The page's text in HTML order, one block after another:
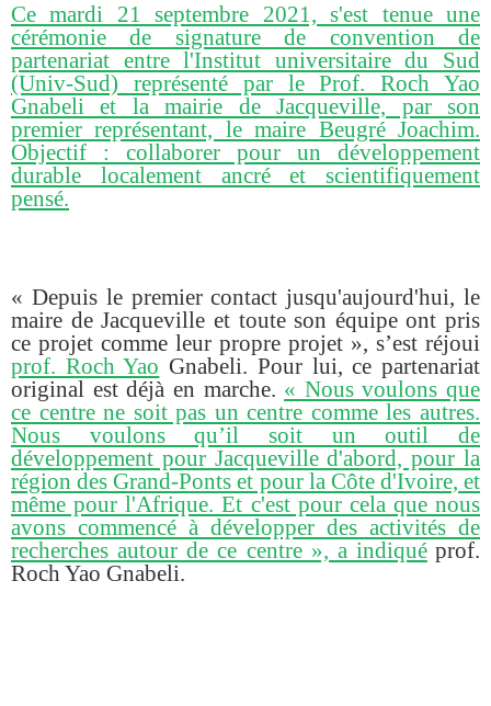
Ce mardi 21 septembre 2021, s'est tenue une
cérémonie de signature de convention de
partenariat entre l'Institut universitaire du Sud
(Univ-Sud) représenté par le Prof. Roch Yao
Gnabeli et la mairie de Jacqueville, par son
premier représentant, le maire Beugré Joachim.
Objectif : collaborer pour un développement
durable localement ancré et scientifiquement
pensé.
« Depuis le premier contact jusqu'aujourd'hui, le
maire de Jacqueville et toute son équipe ont pris
ce projet comme leur propre projet », s’est réjoui
prof. Roch Yao Gnabeli. Pour lui, ce partenariat
original est déjà en marche. « Nous voulons que
ce centre ne soit pas un centre comme les autres.
Nous voulons qu’il soit un outil de
développement pour Jacqueville d'abord, pour la
région des Grand-Ponts et pour la Côte d'Ivoire, et
même pour l'Afrique. Et c'est pour cela que nous
avons commencé à développer des activités de
recherches autour de ce centre », a indiqué prof.
Roch Yao Gnabeli.